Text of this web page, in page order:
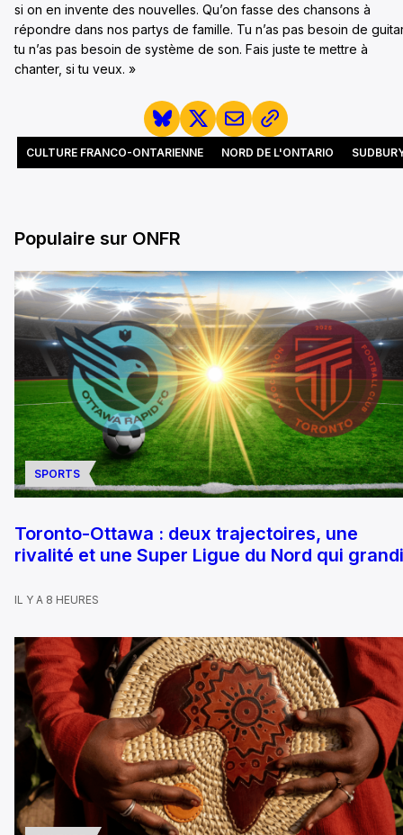
si on en invente des nouvelles. Qu’on fasse des chansons à
répondre dans nos partys de famille. Tu n’as pas besoin de
tu n’as pas besoin de système de son. Fais juste te mettre à
chanter, si tu veux. »
CULTURE FRANCO-ONTARIENNE NORD DE L'ONTARIO
Populaire sur ONFR
SPORTS
Toronto-Ottawa : deux trajectoires, une
rivalité et une Super Ligue du Nord qui
IL Y A 8 HEURES